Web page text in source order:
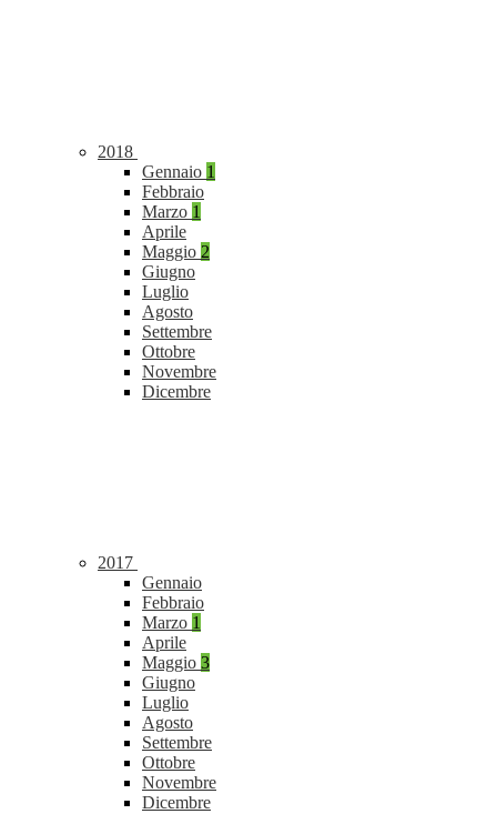
2018
Gennaio 1
Febbraio
Marzo 1
Aprile
Maggio 2
Giugno
Luglio
Agosto
Settembre
Ottobre
Novembre
Dicembre
2017
Gennaio
Febbraio
Marzo 1
Aprile
Maggio 3
Giugno
Luglio
Agosto
Settembre
Ottobre
Novembre
Dicembre